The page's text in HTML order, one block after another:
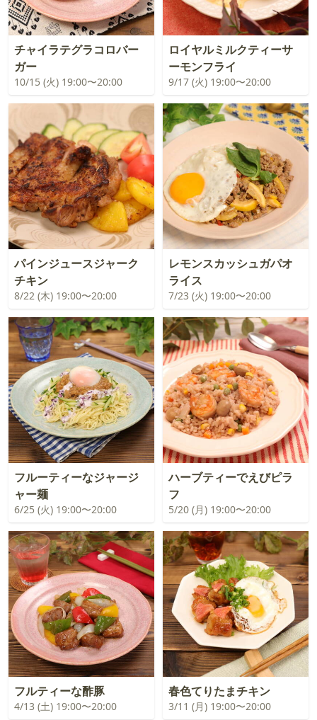
チャイラテグラコロバー
ガー
10/15 (火) 19:00〜20:00
ロイヤルミルクティーサ
ーモンフライ
9/17 (火) 19:00〜20:00
パインジュースジャーク
チキン
8/22 (木) 19:00〜20:00
レモンスカッシュガパオ
ライス
7/23 (火) 19:00〜20:00
フルーティーなジャージ
ャー麺
6/25 (火) 19:00〜20:00
ハーブティーでえびピラ
フ
5/20 (月) 19:00〜20:00
フルティーな酢豚
4/13 (土) 19:00〜20:00
春色てりたまチキン
3/11 (月) 19:00〜20:00